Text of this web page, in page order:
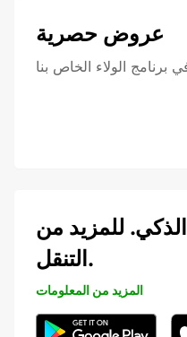
عروض حصرية
برنامج الولاء الخاص بنا
للمزيد من
التنقل.
المزيد من المعلومات